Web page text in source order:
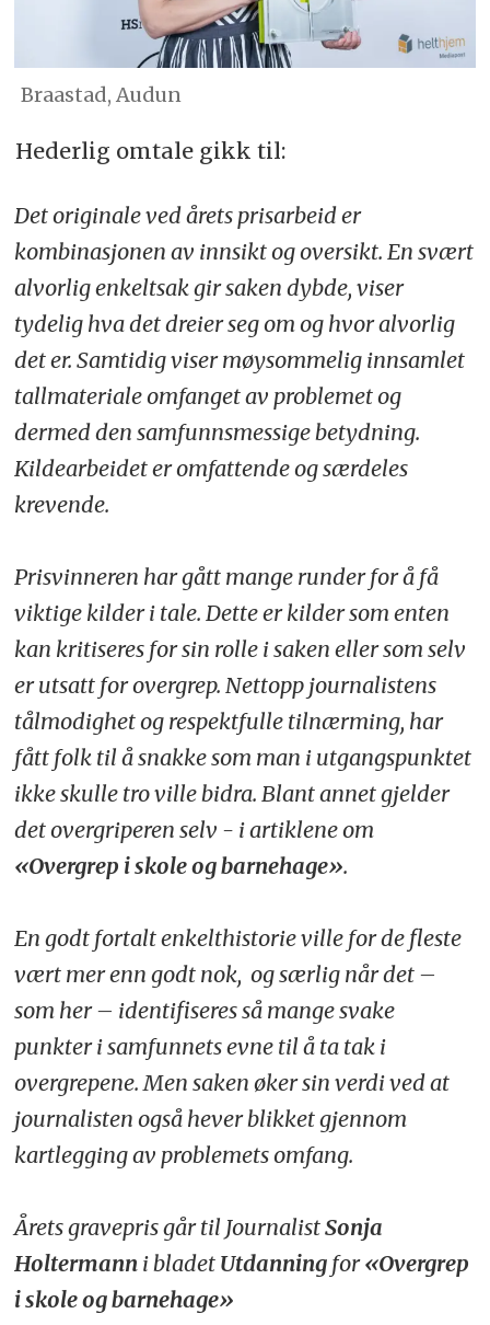
Braastad, Audun
Hederlig omtale gikk til:
Det originale ved årets prisarbeid er
kombinasjonen av innsikt og oversikt. En svært
alvorlig enkeltsak gir saken dybde, viser
tydelig hva det dreier seg om og hvor alvorlig
det er. Samtidig viser møysommelig innsamlet
tallmateriale omfanget av problemet og
dermed den samfunnsmessige betydning.
Kildearbeidet er omfattende og særdeles
krevende.
Prisvinneren har gått mange runder for å få
viktige kilder i tale. Dette er kilder som enten
kan kritiseres for sin rolle i saken eller som selv
er utsatt for overgrep. Nettopp journalistens
tålmodighet og respektfulle tilnærming, har
fått folk til å snakke som man i utgangspunktet
ikke skulle tro ville bidra. Blant annet gjelder
det overgriperen selv - i artiklene om
«Overgrep i skole og barnehage».
En godt fortalt enkelthistorie ville for de fleste
vært mer enn godt nok, og særlig når det –
som her – identifiseres så mange svake
punkter i samfunnets evne til å ta tak i
overgrepene. Men saken øker sin verdi ved at
journalisten også hever blikket gjennom
kartlegging av problemets omfang.
Årets gravepris går til JournalistSonja
Holtermann i bladet Utdanning for«Overgrep
i skole og barnehage»